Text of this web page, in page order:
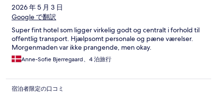
2026 年 5 月 3 日
Google で翻訳
Super fint hotel som ligger virkelig godt og centralt i forhold til
offentlig transport. Hjælpsomt personale og pæne værelser.
Morgenmaden var ikke prangende, men okay.
Anne-Sofie Bjerregaard、4 泊旅行
宿泊者限定の口コミ